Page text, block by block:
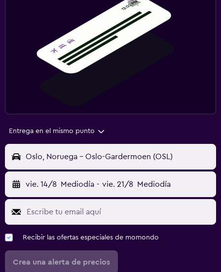
Entrega en el mismo punto
Oslo, Noruega - Oslo-Gardermoen (OSL)
vie. 14/8 Mediodía - vie. 21/8 Mediodía
Recibir las ofertas especiales de momondo
Crea una alerta de precios